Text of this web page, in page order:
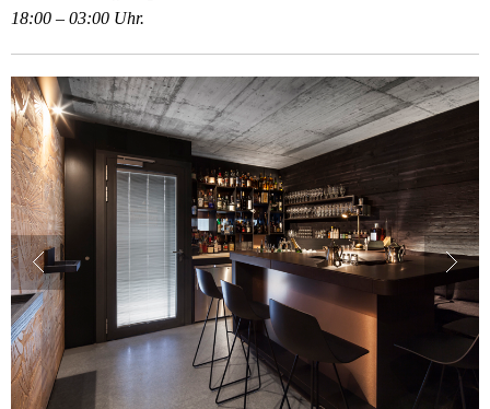
18:00 – 03:00 Uhr.